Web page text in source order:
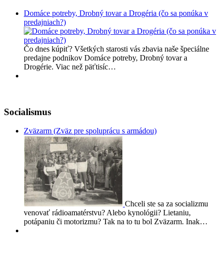
Domáce potreby, Drobný tovar a Drogéria (čo sa ponúka v
predajniach?)
Čo dnes kúpiť? Všetkých starosti vás zbavia naše špeciálne
predajne podnikov Domáce potreby, Drobný tovar a
Drogérie. Viac než päťtisíc…
Socialismus
Zväzarm (Zväz pre spoluprácu s armádou)
Chceli ste sa za socializmu
venovať rádioamatérstvu? Alebo kynológii? Lietaniu,
potápaniu či motorizmu? Tak na to tu bol Zväzarm. Inak…